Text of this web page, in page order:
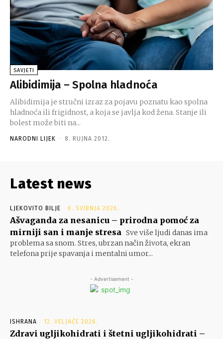
SAVJETI
Alibidimija – Spolna hladnoća
Alibidimija je stručni izraz za pojavu poznatu kao spolna
hladnoća ili frigidnost, a koja se javlja kod žena. Stanje ili
bolest može biti na...
NARODNI LIJEK - 8. RUJNA 2012.
Latest news
LJEKOVITO BILJE 6. SVIBNJA 2026.
Ašvaganda za nesanicu – prirodna pomoć za
mirniji san i manje stresa Sve više ljudi danas ima
problema sa snom. Stres, ubrzan način života, ekran
telefona prije spavanja i mentalni umor...
- Advertisement -
ISHRANA 12. VELJAČE 2026.
Zdravi ugljikohidrati i štetni ugljikohidrati –